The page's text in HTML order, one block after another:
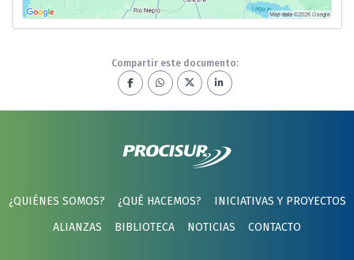
Compartir este documento:
¿QUIÉNES SOMOS? ¿QUÉ HACEMOS?
INICIATIVAS Y PROYECTOS
ALIANZAS
BIBLIOTECA NOTICIAS CONTACTO